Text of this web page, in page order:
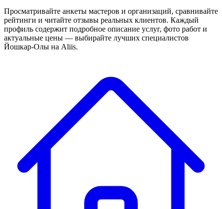
Просматривайте анкеты мастеров и организаций, сравнивайте
рейтинги и читайте отзывы реальных клиентов. Каждый
профиль содержит подробное описание услуг, фото работ и
актуальные цены — выбирайте лучших специалистов
Йошкар-Олы на Aliis.